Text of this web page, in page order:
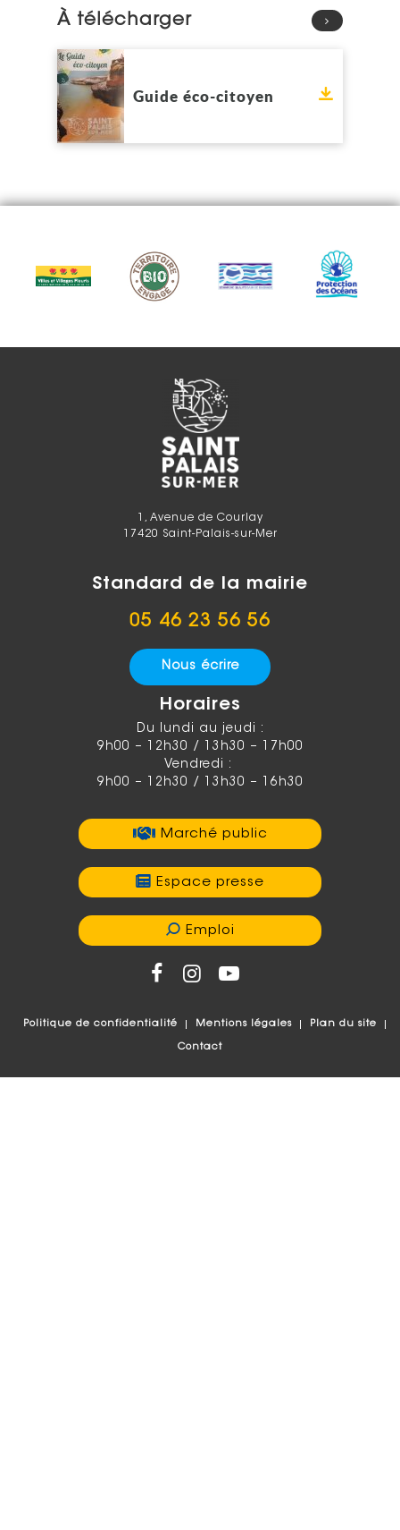
À télécharger
Guide éco-citoyen
Voir
1, Avenue de Courlay
17420 Saint-Palais-sur-Mer
Standard de la mairie
05 46 23 56 56
Nous écrire
Horaires
Du lundi au jeudi :
9h00 – 12h30 / 13h30 – 17h00
Vendredi :
9h00 – 12h30 / 13h30 – 16h30
Marché public
Espace presse
Emploi
Politique de confidentialité Mentions légales Plan du site
Contact